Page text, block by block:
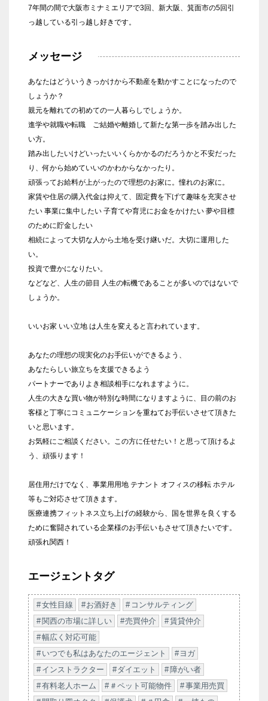
7年間の間で大阪市ミナミエリアで3回、新大阪、箕面市の5回引
っ越している引っ越し好きです。
メッセージ
あなたはどういうきっかけから不動産を動かすことになったので
しょうか？
親元を離れての初めての一人暮らしでしょうか。
進学や就職や転職 ご結婚や離婚して新たな第一歩を踏み出した
い方。
踏み出したいけどいったいいくらかかるのだろうかと不安だった
り、何から始めていいのかわからなかったり。
頑張ってお給料が上がったので理想のお家に。憧れのお家に。
家賃や住居の購入代金は抑えて、固定費を下げて趣味を充実させ
たい 事業に集中したい 子育てや育児にお金をかけたい 夢や目標
のために貯金したい
相続によって大切な人から土地を受け継いだ。大切に運用した
い。
投資で豊かになりたい。
などなど、人生の節目 人生の転機であることが多いのではないで
しょうか。
いいお家 いい立地 は人生を変えると言われています。
あなたの理想の現実化のお手伝いができるよう、
あなたらしい旅立ちを支援できるよう
パートナーでありよき相談相手になれますように。
人生の大きな買い物が特別な時間になりますように、目の前のお
客様と丁寧にコミュニケーションを重ねてお手伝いさせて頂きた
いと思います。
お気軽にご相談ください。この方に任せたい！と思って頂けるよ
う、頑張ります！
居住用だけでなく、事業用用地 テナント オフィスの移転 ホテル
等もご対応させて頂きます。
医療連携フィットネス立ち上げの経験から、国を世界を良くする
ために奮闘されている企業様のお手伝いもさせて頂きたいです。
頑張れ関西！
エージェントタグ
女性目線 お酒好き
コンサルティング
関西の市場に詳しい
売買仲介
賃貸仲介
幅広く対応可能
いつでも私はあなたのエージェント
ヨガ
インストラクター
ダイエット
障がい者
有料老人ホーム
＃ペット可能物件
事業用売買